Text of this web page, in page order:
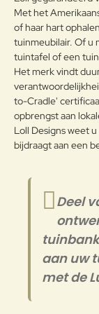
Kunststof
Note:
Waardering:
Waarderin
g:
Slecht
Verder
Met het
of haar hart
tuinmeubilair. Of u
tuintafel of een
Het merk vindt
to-Cradle'
opbrengst aan
Loll Designs weet
bijdraagt aan een
Deel
aan uw
met de